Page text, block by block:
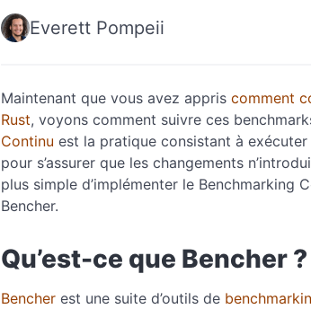
Everett Pompeii
Maintenant que vous avez appris comment
Rust, voyons comment suivre ces
Continu est la pratique consistant à
pour s’assurer que les changements
plus simple d’implémenter le Benchmarking
Bencher.
Qu’est-ce que Bencher ?
Bencher est une suite d’outils de